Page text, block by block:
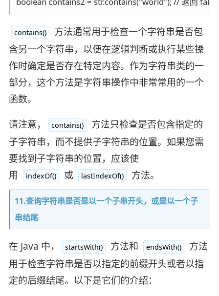
contains()
方法通常用于检查一个字符串是否包
含另一个字符串，以便在逻辑判断或执行某些操
作时确定是否存在特定内容。作为字符串类的一
部分，这个方法是字符串操作中非常常用的一个
函数。
请注意，
contains()
方法只检查是否包含指定的
子字符串，而不提供子字符串的位置。如果您需
要找到子字符串的位置，应该使
用
indexOf() 或 lastIndexOf() 方法。
11.查询字符串是否是以一个子串开头，或是以一个子
串结尾
在 Java 中， startsWith() 方法和 endsWith()
方法
用于检查字符串是否以指定的前缀开头或者以指
定的后缀结尾。以下是它们的介绍：